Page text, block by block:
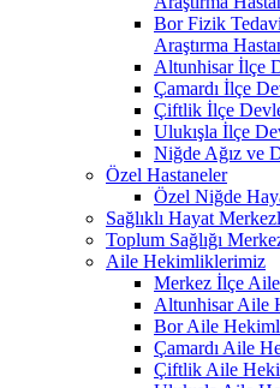
Bor Fizik
Araştırma
Altunhisar İlçe
Çamardı İlçe
Çiftlik İlçe
Ulukışla İlçe
Niğde Ağız ve
Özel Hastaneler
Özel Niğde
Sağlıklı Hayat
Toplum Sağlığı
Aile Hekimliklerimiz
Merkez İlçe
Altunhisar Aile
Bor Aile
Çamardı Aile
Çiftlik Aile